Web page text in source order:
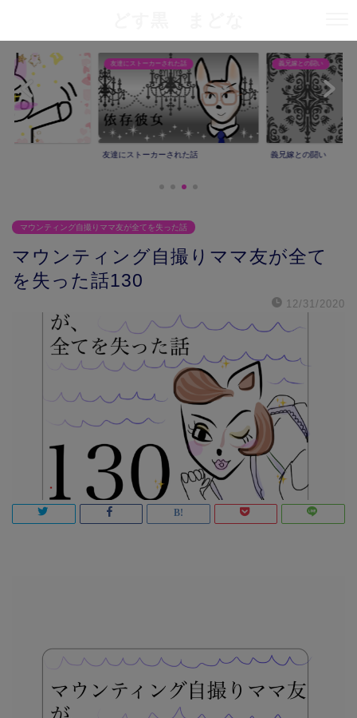
友達にストーカーされた話
友達にストーカーされた話
義兄嫁との闘い
義兄嫁との闘い
マウンティング自撮りママ友が全てを失った話
マウンティング自撮りママ友が全て
を失った話130
12/31/2020